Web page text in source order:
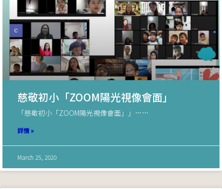
慈敬初小「ZOOM陽光視像會面」
「慈敬初小「ZOOM陽光視像會面」」……
詳情 »
March 25, 2020